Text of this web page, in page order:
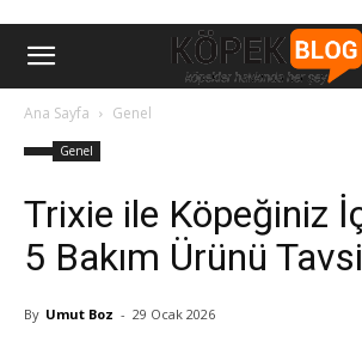
Ana Sayfa Genel
Genel
Trixie ile Köpeğiniz
5 Bakım Ürünü
By Umut Boz - 29 Ocak 2026